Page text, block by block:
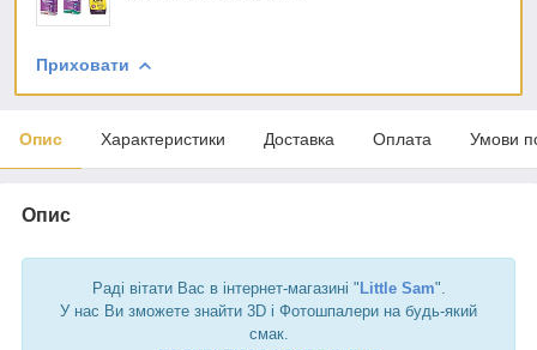
Приховати
Опис Характеристики Доставка Оплата Умови
Опис
Раді вітати Вас в інтернет-магазині " Little Sam".
У нас Ви зможете знайти 3D і Фотошпалери на будь-який
смак.